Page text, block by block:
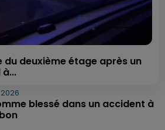
du deuxième étage après un
blessé dans un accident à